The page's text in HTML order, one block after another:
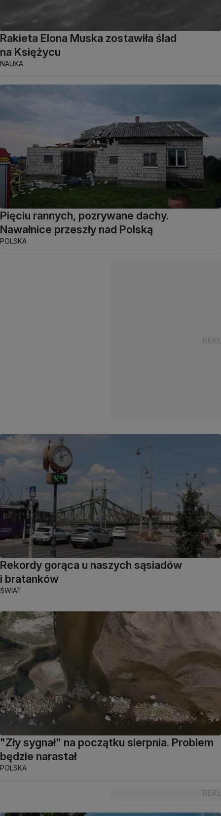
Rakieta Elona Muska zostawiła ślad
na Księżycu
NAUKA
Pięciu rannych, pozrywane dachy.
Nawałnice przeszły nad Polską
POLSKA
Rekordy gorąca u naszych sąsiadów
i bratanków
ŚWIAT
"Zły sygnał" na początku sierpnia. Problem
będzie narastał
POLSKA